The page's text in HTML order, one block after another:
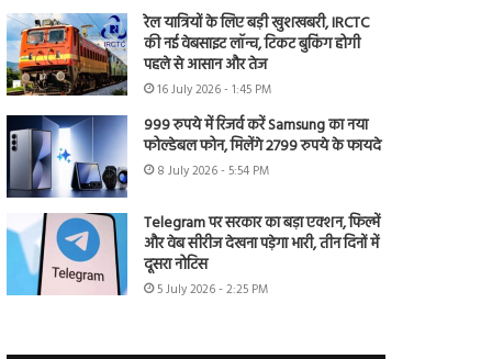
रेल यात्रियों के लिए बड़ी खुशखबरी, IRCTC
की नई वेबसाइट लॉन्च, टिकट बुकिंग होगी
पहले से आसान और तेज
16 July 2026 - 1:45 PM
999 रुपये में रिजर्व करें Samsung का नया
फोल्डेबल फोन, मिलेंगे 2799 रुपये के फायदे
8 July 2026 - 5:54 PM
Telegram पर सरकार का बड़ा एक्शन, फिल्में
और वेब सीरीज देखना पड़ेगा भारी, तीन दिनों में
दूसरा नोटिस
5 July 2026 - 2:25 PM